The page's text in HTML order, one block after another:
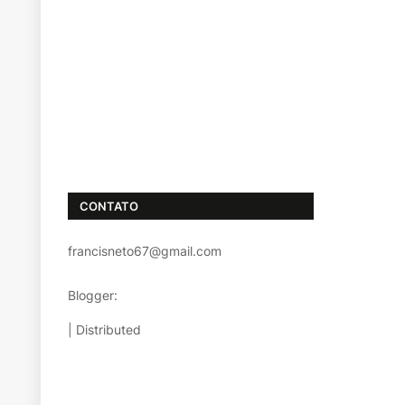
CONTATO
francisneto67@gmail.com
Blogger:
| Distributed